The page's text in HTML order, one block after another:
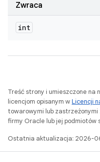
Zwraca
int
Treść strony i umieszczone
licencjom opisanym wLicencji
towarowymi lub
firmy Oracle lub jej podmiotów
Ostatnia aktualizacja: 2026-